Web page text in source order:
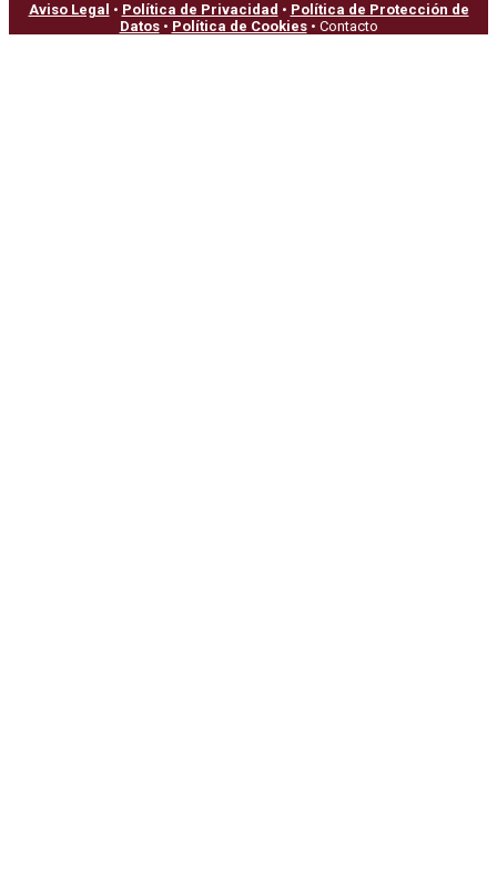
Aviso Legal • Política de Privacidad • Política de Protección de
Datos• Política de Cookies• Contacto